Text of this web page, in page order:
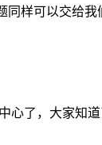
可以交给我
了，大家知道